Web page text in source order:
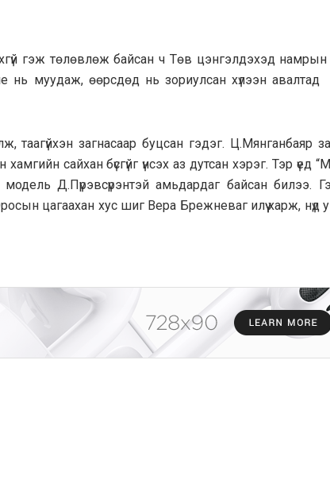
гэж төлөвлөж байсан ч Төв цэнгэлдэхэд намрын
бие нь муудаж, өөрсдөд нь зориулсан хүлээн
таагүйхэн загнасаар буцсан гэдэг. Ц.Мянганбаяр
сайхан бүсгүйг үнсэх аз дутсан хэрэг. Тэр үед
Д.Пүрэвсүрэнтэй амьдардаг байсан билээ.
цагаахан хус шиг Вера Брежневаг илүү харж, нүд